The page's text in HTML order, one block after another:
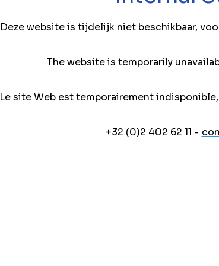
Deze website is tijdelijk niet beschikbaar,
The website is temporarily
Le site Web est temporairement
+32 (0)2 402 62 11 -